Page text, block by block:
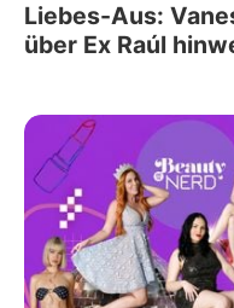
Liebes-Aus:
über Ex Raúl